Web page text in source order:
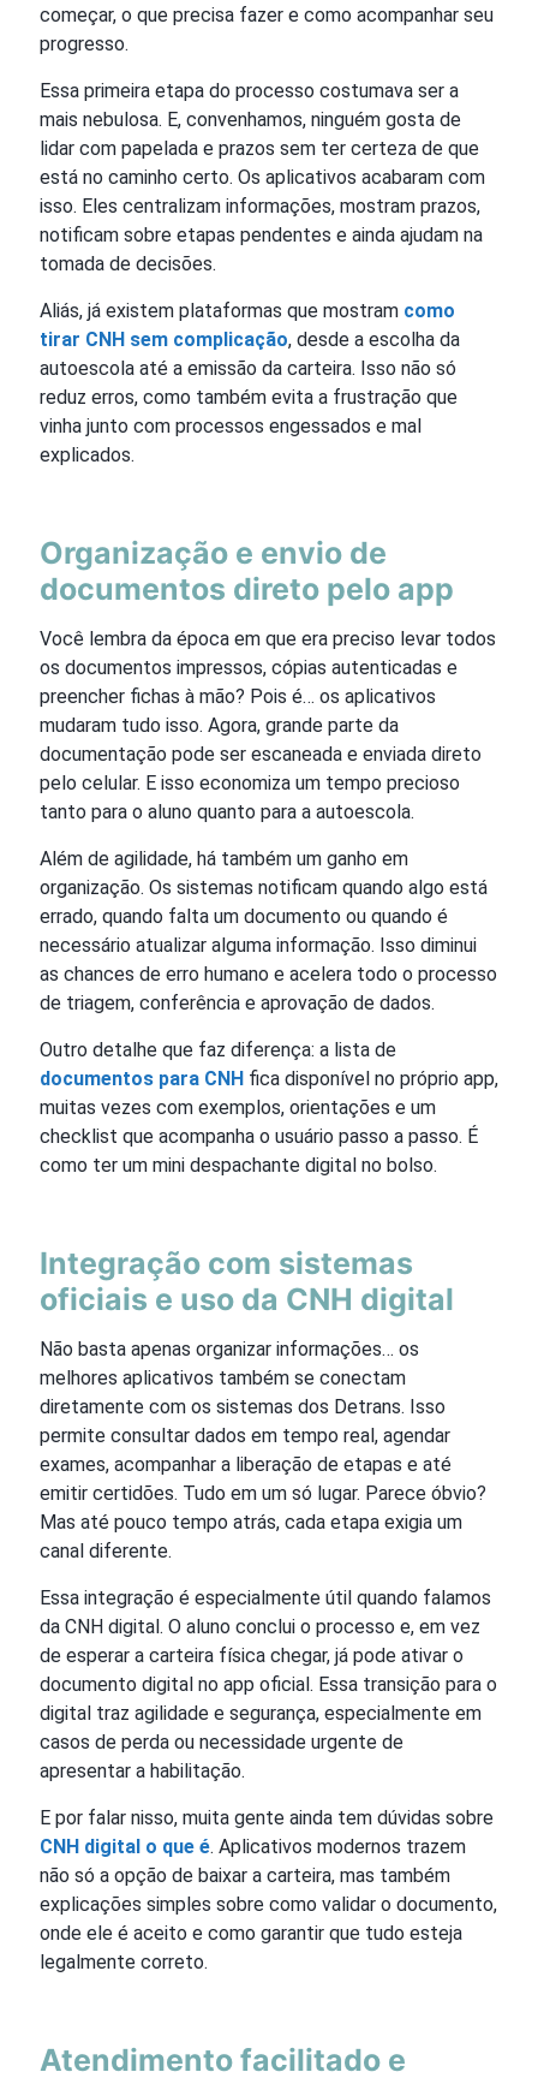
começar, o que precisa fazer e como acompanhar seu
progresso.
Essa primeira etapa do processo costumava ser a
mais nebulosa. E, convenhamos, ninguém gosta de
lidar com papelada e prazos sem ter certeza de que
está no caminho certo. Os aplicativos acabaram com
isso. Eles centralizam informações, mostram prazos,
notificam sobre etapas pendentes e ainda ajudam na
tomada de decisões.
Aliás, já existem plataformas que mostram como
tirar CNH sem complicação, desde a escolha da
autoescola até a emissão da carteira. Isso não só
reduz erros, como também evita a frustração que
vinha junto com processos engessados e mal
explicados.
Organização e envio de
documentos direto pelo app
Você lembra da época em que era preciso levar todos
os documentos impressos, cópias autenticadas e
preencher fichas à mão? Pois é… os aplicativos
mudaram tudo isso. Agora, grande parte da
documentação pode ser escaneada e enviada direto
pelo celular. E isso economiza um tempo precioso
tanto para o aluno quanto para a autoescola.
Além de agilidade, há também um ganho em
organização. Os sistemas notificam quando algo está
errado, quando falta um documento ou quando é
necessário atualizar alguma informação. Isso diminui
as chances de erro humano e acelera todo o processo
de triagem, conferência e aprovação de dados.
Outro detalhe que faz diferença: a lista de
documentos para CNH fica disponível no próprio app,
muitas vezes com exemplos, orientações e um
checklist que acompanha o usuário passo a passo. É
como ter um mini despachante digital no bolso.
Integração com sistemas
oficiais e uso da CNH digital
Não basta apenas organizar informações… os
melhores aplicativos também se conectam
diretamente com os sistemas dos Detrans. Isso
permite consultar dados em tempo real, agendar
exames, acompanhar a liberação de etapas e até
emitir certidões. Tudo em um só lugar. Parece óbvio?
Mas até pouco tempo atrás, cada etapa exigia um
canal diferente.
Essa integração é especialmente útil quando falamos
da CNH digital. O aluno conclui o processo e, em vez
de esperar a carteira física chegar, já pode ativar o
documento digital no app oficial. Essa transição para o
digital traz agilidade e segurança, especialmente em
casos de perda ou necessidade urgente de
apresentar a habilitação.
E por falar nisso, muita gente ainda tem dúvidas sobre
CNH digital o que é. Aplicativos modernos trazem
não só a opção de baixar a carteira, mas também
explicações simples sobre como validar o documento,
onde ele é aceito e como garantir que tudo esteja
legalmente correto.
Atendimento facilitado e